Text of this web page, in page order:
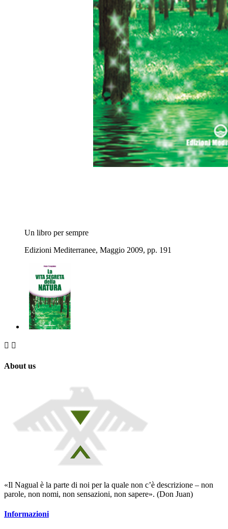
Un libro per sempre
Edizioni Mediterranee, Maggio 2009, pp. 191
 
About us
«Il Nagual è la parte di noi per la quale non c’è descrizione – non
parole, non nomi, non sensazioni, non sapere». (Don Juan)
Informazioni